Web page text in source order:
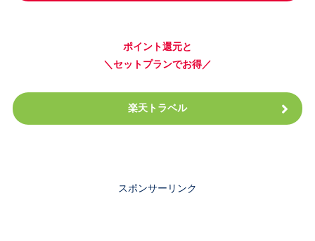
ポイント還元と
＼セットプランでお得／
楽天トラベル
スポンサーリンク